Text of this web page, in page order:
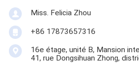
Miss. Felicia Zhou
+86 17873657316
16e étage, unité B, Mansion
41, rue Dongsihuan Zhong,